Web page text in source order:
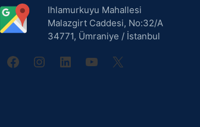
Ihlamurkuyu Mahallesi
Malazgirt Caddesi, No:32/A
34771, Ümraniye / İstanbul
facebook
instagram
linkedinyoutube
X